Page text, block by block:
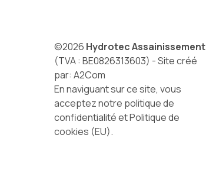
©2026 Hydrotec Assainissement
(TVA : BE0826313603) - Site créé
par: A2Com
En naviguant sur ce site, vous
acceptez notre politique de
confidentialitéetPolitique de
cookies (EU).